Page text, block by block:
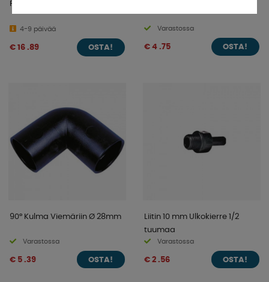
Putki Ø 25/28. Pituus 200 cm
4-9 päivää
€ 16 .89 OSTA!
Varastossa
€ 4 .75 OSTA!
90° Kulma Viemäriin Ø 28mm
Varastossa
€ 5 .39 OSTA!
Liitin 10 mm Ulkokierre 1/2
tuumaa
Varastossa
€ 2 .56 OSTA!